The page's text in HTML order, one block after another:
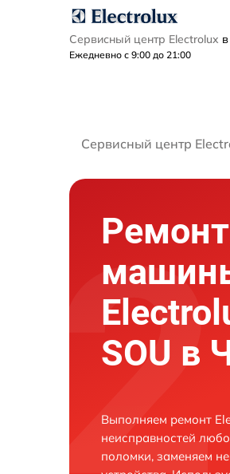
Сервисный центр Electrolux
Ежедневно с 9:00 до 21:00
Сервисный центр
SOU в
Выполняем ремонт
неисправностей
поломки, заменяем